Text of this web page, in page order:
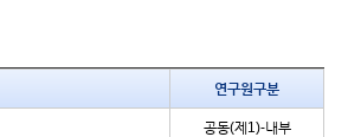
연구원구분
공동(제1)-내부